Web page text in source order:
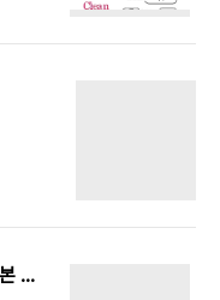
신종플루가 민도 높으면 잘 걸린다는 일본 의사